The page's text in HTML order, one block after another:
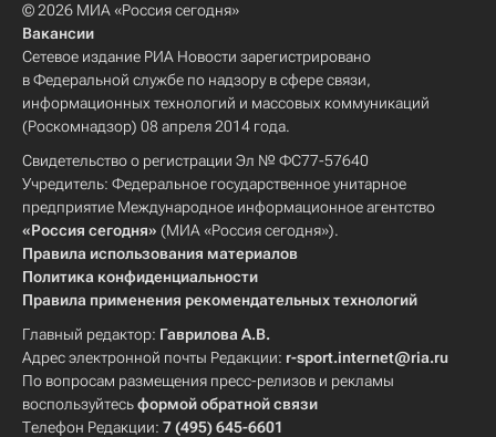
© 2026 МИА «Россия сегодня»
Вакансии
Сетевое издание РИА Новости зарегистрировано
в Федеральной службе по надзору в сфере связи,
информационных технологий и массовых коммуникаций
(Роскомнадзор) 08 апреля 2014 года.
Свидетельство о регистрации Эл № ФС77-57640
Учредитель: Федеральное государственное унитарное
предприятие Международное информационное агентство
«Россия сегодня» (МИА «Россия сегодня»).
Правила использования материалов
Политика конфиденциальности
Правила применения рекомендательных технологий
Главный редактор: Гаврилова А.В.
Адрес электронной почты Редакции: r-sport.internet@ria.ru
По вопросам размещения пресс-релизов и рекламы
воспользуйтесьформой обратной связи
Телефон Редакции: 7 (495) 645-6601